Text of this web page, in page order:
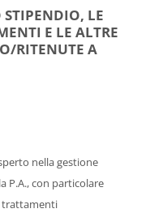
STIPENDIO, LE
E LE ALTRE
RITENUTE A
nella gestione
P.A., con particolare
trattamenti